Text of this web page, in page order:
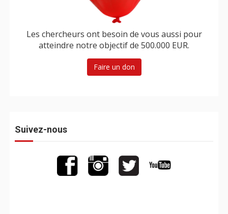
Les chercheurs ont besoin de vous aussi pour
atteindre notre objectif de 500.000 EUR.
Faire un don
Suivez-nous